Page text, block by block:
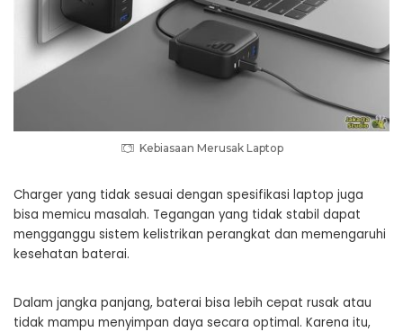
Kebiasaan Merusak Laptop
Charger yang tidak sesuai dengan spesifikasi laptop juga
bisa memicu masalah. Tegangan yang tidak stabil dapat
mengganggu sistem kelistrikan perangkat dan memengaruhi
kesehatan baterai.
Dalam jangka panjang, baterai bisa lebih cepat rusak atau
tidak mampu menyimpan daya secara optimal. Karena itu,